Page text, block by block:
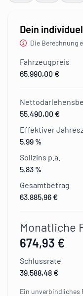
Dein
Die Berechnung
Fahrzeugpreis
65.990,00 €
55.490,00 €
Effektiver
5.99 %
Sollzins p.a.
5.83 %
Gesamtbetrag
63.885,96 €
Monatliche
674,93 €
Schlussrate
39.588,48 €
Ein unverbindliches